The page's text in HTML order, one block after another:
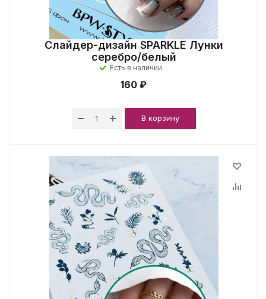
Слайдер-дизайн SPARKLE Лунки
серебро/белый
Есть в наличии
160 ₽
В корзину